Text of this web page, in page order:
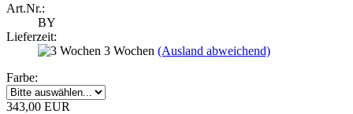
Art.Nr.:
BY
Lieferzeit:
3 Wochen (Ausland abweichend)
Farbe:
343,00 EUR